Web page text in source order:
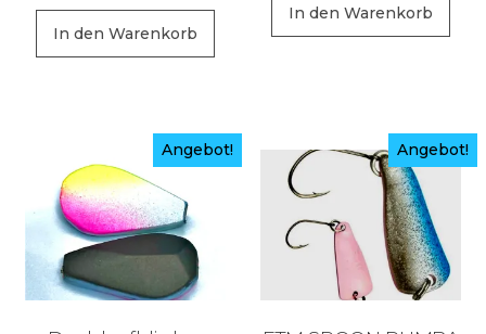
In den Warenkorb
In den Warenkorb
Angebot! Angebot!